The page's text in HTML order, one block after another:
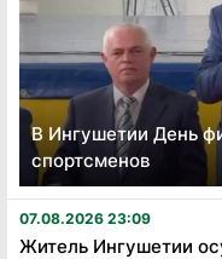
В Ингушетии День
спортсменов
07.08.2026 23:09
Житель Ингушетии